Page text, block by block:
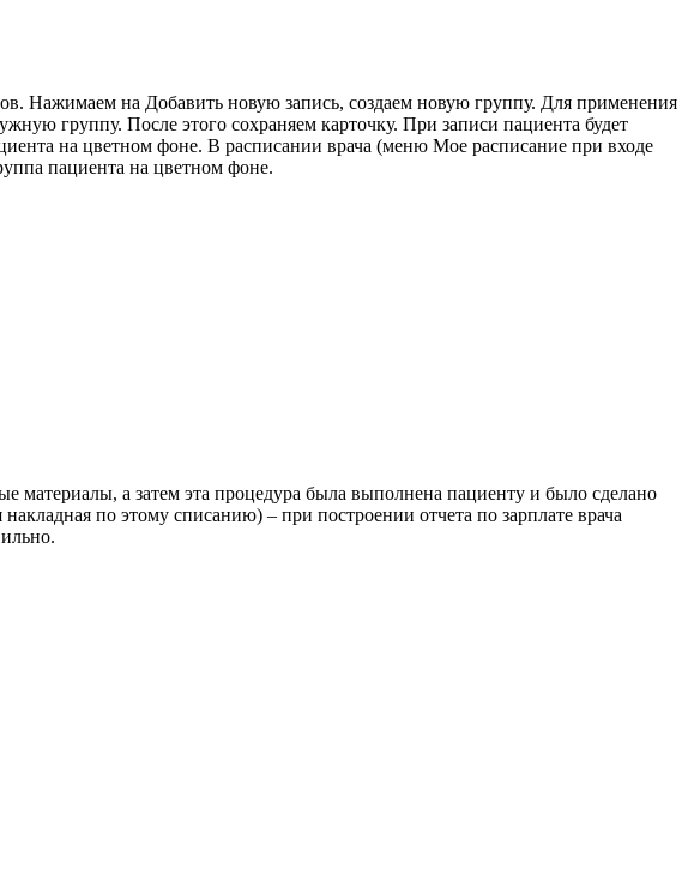
Нажимаем на Добавить новую запись, создаем новую группу. Для применения
группу. После этого сохраняем карточку. При записи пациента будет
на цветном фоне. В расписании врача (меню Мое расписание при входе
пациента на цветном фоне.
материалы, а затем эта процедура была выполнена пациенту и было сделано
по этому списанию) – при построении отчета по зарплате врача